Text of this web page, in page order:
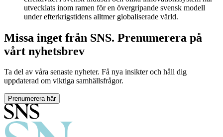
utvecklats inom ramen för en övergripande svensk modell
under efterkrigstidens alltmer globaliserade värld.
Missa inget från SNS. Prenumerera på
vårt nyhetsbrev
Ta del av våra senaste nyheter. Få nya insikter och håll dig
uppdaterad om viktiga samhällsfrågor.
Prenumerera här